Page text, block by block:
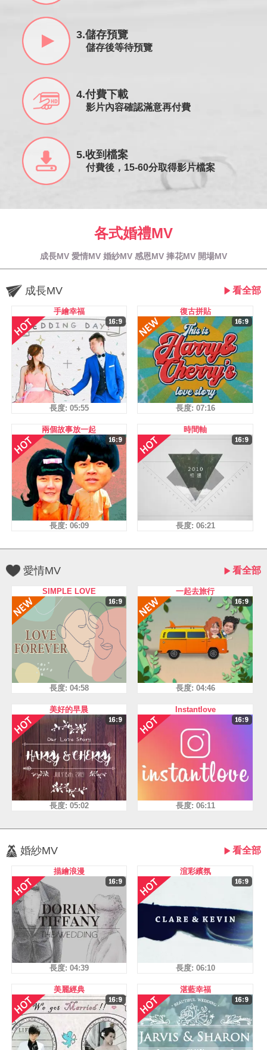
3.儲存預覽
儲存後等待預覽
4.付費下載
影片內容確認滿意再付費
5.收到檔案
付費後，15-60分取得影片檔案
各式婚禮MV
成長MV 愛情MV 婚紗MV 感恩MV 捧花MV 開場MV
成長MV 看全部
手繪幸福
長度: 05:55
復古拼貼
長度: 07:16
兩個故事放一起
長度: 06:09
時間軸
長度: 06:21
愛情MV 看全部
SIMPLE LOVE
長度: 04:58
一起去旅行
長度: 04:46
美好的早晨
長度: 05:02
Instantlove
長度: 06:11
婚紗MV 看全部
描繪浪漫
長度: 04:39
渲彩繽氛
長度: 06:10
美麗經典 湛藍幸福